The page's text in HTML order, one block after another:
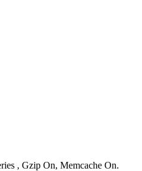
, Gzip On, Memcache On.